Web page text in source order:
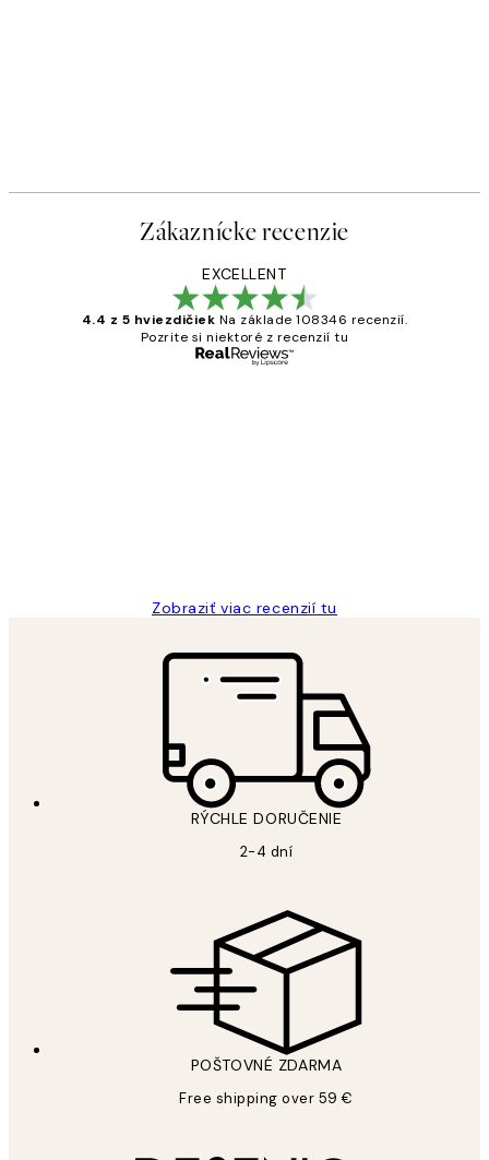
Zákaznícke recenzie
EXCELLENT
4.4 z 5 hviezdičiek Na základe 108346 recenzií.
Pozrite si niektoré z recenzií tu
Zobraziť viac recenzií tu
RÝCHLE DORUČENIE
2-4 dní
POŠTOVNÉ ZDARMA
Free shipping over 59 €